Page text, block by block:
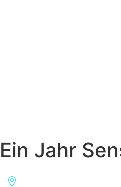
Ein Jahr